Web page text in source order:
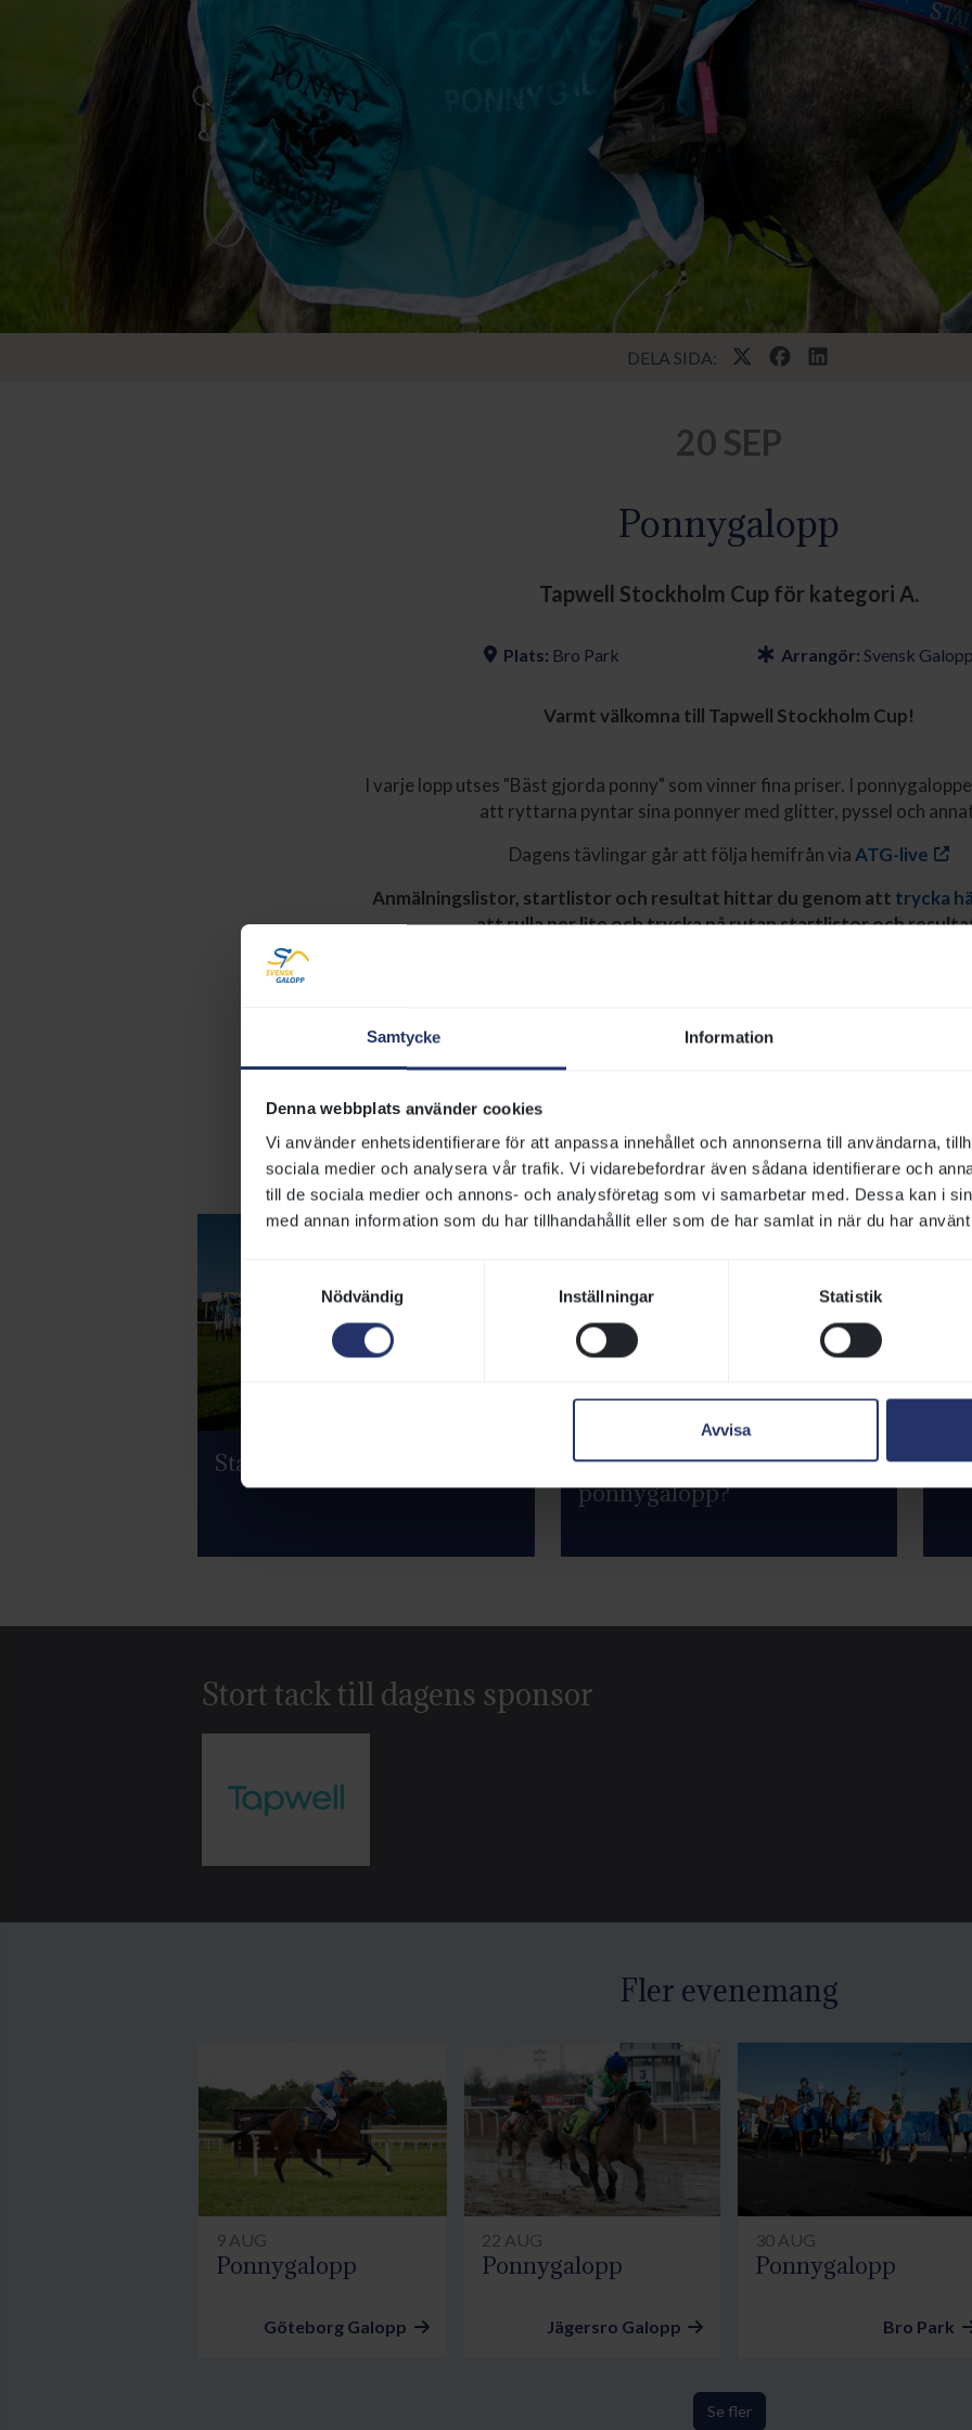
Samtycke Information
Denna webbplats använder cookies
Vi använder enhetsidentifierare för att anpassa innehållet och annonserna till användarna,
sociala medier och analysera vår trafik. Vi vidarebefordrar även sådana identifierare och
till de sociala medier och annons- och analysföretag som vi samarbetar med. Dessa kan i
med annan information som du har tillhandahållit eller som de har samlat in när du har
Nödvändig
Inställningar Statistik
Avvisa
DELA SIDA:
20 SEP
Ponnygalopp
Tapwell Stockholm Cup för kategori A.
Plats: Bro Park Arrangör: Svensk Galopp
Varmt välkomna till Tapwell Stockholm Cup!
I varje lopp utses "Bäst gjorda ponny" som vinner fina priser. I
att ryttarna pyntar sina ponnyer med glitter, pyssel och
Dagens tävlingar går att följa hemifrån via ATG-live
Anmälningslistor, startlistor och resultat hittar du genom att trycka
att rulla ner lite och trycka på rutan startlistor och
Mer om ponnygalopp
Startlistor och resultat
Vill du börja med
ponnygalopp?
Stort tack till dagens sponsor
Fler evenemang
9 AUG
Ponnygalopp
Göteborg Galopp
22 AUG
Ponnygalopp
Jägersro Galopp
30 AUG
Ponnygalopp
Bro Park
Se fler